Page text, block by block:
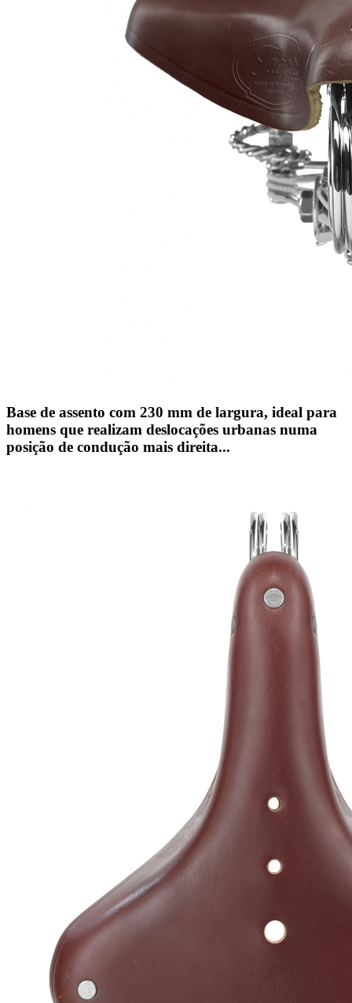
Base de assento com 230 mm de largura, ideal para
homens que realizam deslocações urbanas numa
posição de condução mais direita...